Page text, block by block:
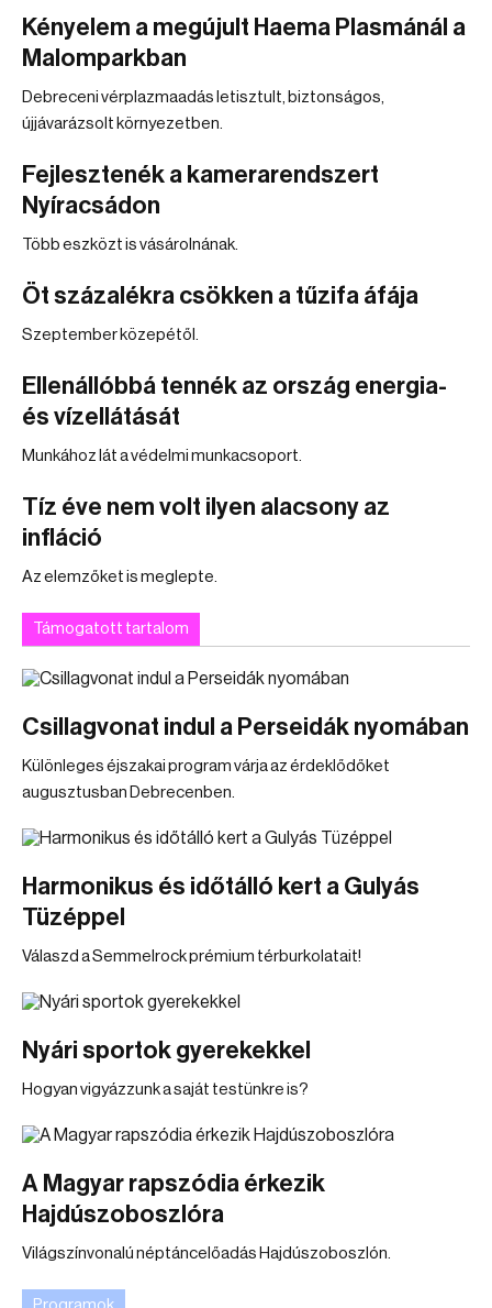
Kényelem a megújult Haema Plasmánál a
Malomparkban
Debreceni vérplazmaadás letisztult, biztonságos,
újjávarázsolt környezetben.
Fejlesztenék a kamerarendszert
Nyíracsádon
Több eszközt is vásárolnának.
Öt százalékra csökken a tűzifa áfája
Szeptember közepétől.
Ellenállóbbá tennék az ország energia-
és vízellátását
Munkához lát a védelmi munkacsoport.
Tíz éve nem volt ilyen alacsony az
infláció
Az elemzőket is meglepte.
Támogatott tartalom
Csillagvonat indul a Perseidák nyomában
Különleges éjszakai program várja az érdeklődőket
augusztusban Debrecenben.
Harmonikus és időtálló kert a Gulyás
Tüzéppel
Válaszd a Semmelrock prémium térburkolatait!
Nyári sportok gyerekekkel
Hogyan vigyázzunk a saját testünkre is?
A Magyar rapszódia érkezik
Hajdúszoboszlóra
Világszínvonalú néptáncelőadás Hajdúszoboszlón.